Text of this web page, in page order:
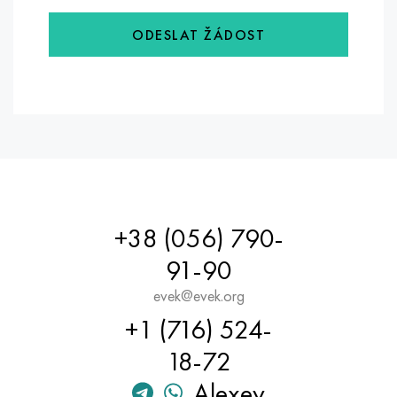
ODESLAT ŽÁDOST
+38 (056) 790-
91-90
evek@evek.org
+1 (716) 524-
18-72